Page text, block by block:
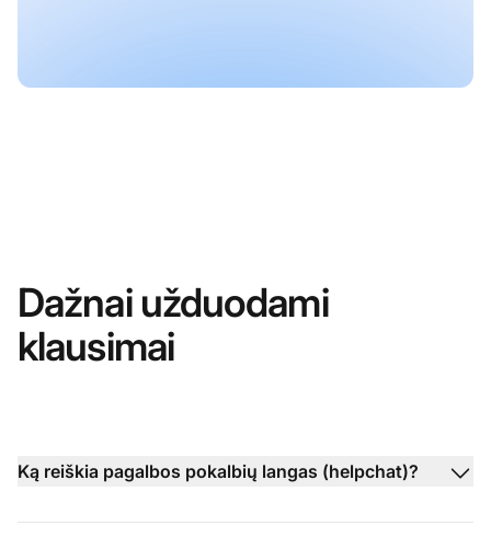
Dažnai užduodami
klausimai
Ką reiškia pagalbos pokalbių langas (helpchat)?